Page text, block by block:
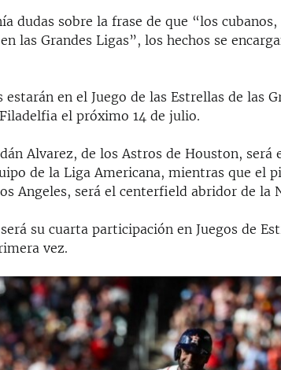
dudas sobre la frase de que “los
las Grandes Ligas”, los hechos se
estarán en el Juego de las Estrellas de las
el próximo 14 de julio.
Alvarez, de los Astros de Houston, será
de la Liga Americana, mientras que el
Angeles, será el centerfield abridor de la
su cuarta participación en Juegos de
vez.